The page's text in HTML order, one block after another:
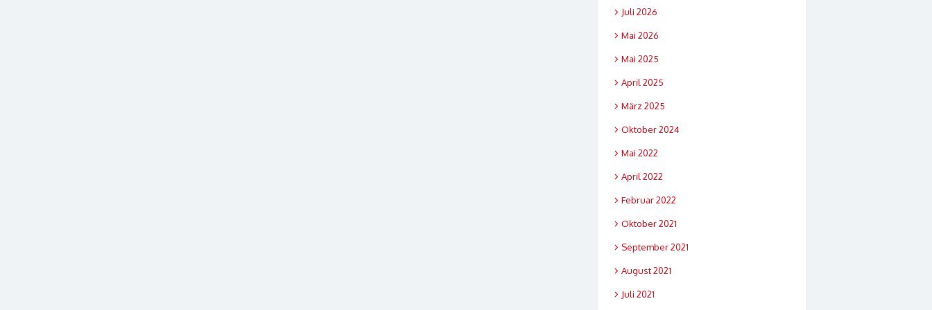
Juli 2026
Mai 2026
Mai 2025
April 2025
März 2025
Oktober 2024
Mai 2022
April 2022
Februar 2022
Oktober 2021
September 2021
August 2021
Juli 2021